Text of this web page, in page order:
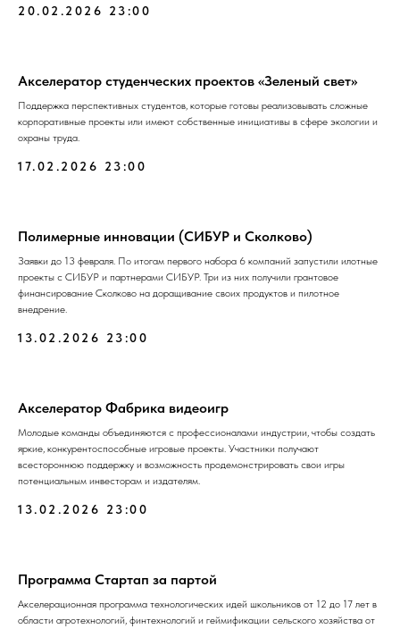
20.02.2026 23:00
Акселератор студенческих проектов «Зеленый свет»
Поддержка перспективных студентов, которые готовы реализовывать сложные
корпоративные проекты или имеют собственные инициативы в сфере экологии и
охраны труда.
17.02.2026 23:00
Полимерные инновации (СИБУР и Сколково)
Заявки до 13 февраля. По итогам первого набора 6 компаний запустили илотные
проекты с СИБУР и партнерами СИБУР. Три из них получили грантовое
финансирование Сколково на доращивание своих продуктов и пилотное
внедрение.
13.02.2026 23:00
Акселератор Фабрика видеоигр
Молодые команды объединяются с профессионалами индустрии, чтобы создать
яркие, конкурентоспособные игровые проекты. Участники получают
всестороннюю поддержку и возможность продемонстрировать свои игры
потенциальным инвесторам и издателям.
13.02.2026 23:00
Программа Стартап за партой
Акселерационная программа технологических идей школьников от 12 до 17 лет в
области агротехнологий, финтехнологий и геймификации сельского хозяйства от